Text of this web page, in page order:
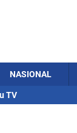
NASIONAL
TV